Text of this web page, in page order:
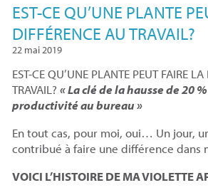
EST-CE QU’UNE PLANTE
DIFFÉRENCE AU TRAVAIL?
22 mai 2019
EST-CE QU’UNE PLANTE PEUT FAIRE
TRAVAIL? «La clé de la hausse de 20
productivité au bureau »
En tout cas, pour moi, oui… Un jour,
contribué à faire une différence
VOICI L’HISTOIRE DE MA VIOLETTE